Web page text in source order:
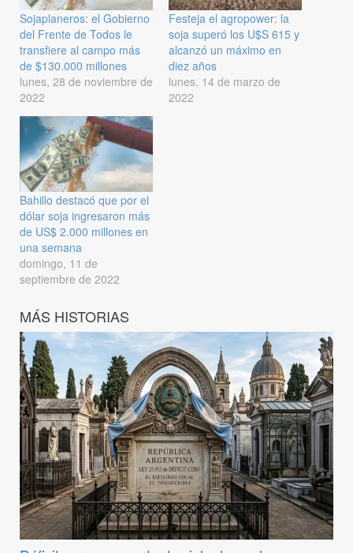
Sojaplaneros: el Gobierno
del Frente de Todos le
transfiere al campo más
de $130.000 millones
lunes, 28 de noviembre de
2022
Festeja el agropower: la
soja superó los U$S 615 y
alcanzó un máximo en
diez años
lunes, 14 de marzo de
2022
Bahillo destacó que por el
dólar soja ingresaron más
de US$ 2.000 millones en
una semana
domingo, 11 de
septiembre de 2022
MÁS HISTORIAS